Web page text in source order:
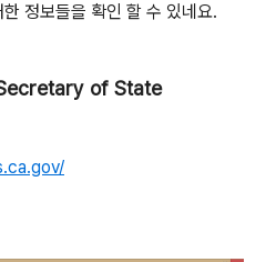
정보들을 확인 할 수 있네요.
of State